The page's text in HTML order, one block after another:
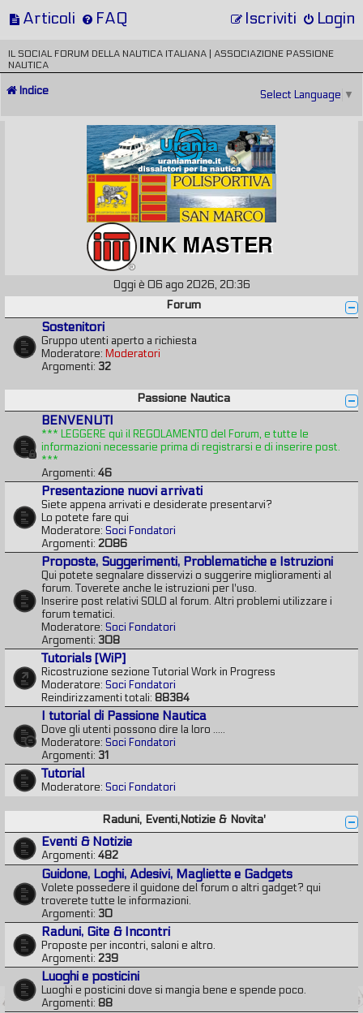
Articoli FAQ Login
Iscriviti
IL SOCIAL FORUM DELLA NAUTICA ITALIANA | ASSOCIAZIONE PASSIONE
NAUTICA
Indice Select Language ▼
Oggi è 06 ago 2026, 20:36
Forum
Sostenitori
Gruppo utenti aperto a richiesta
Moderatore: Moderatori
Argomenti: 32
Passione Nautica
BENVENUTI
*** LEGGERE quì il REGOLAMENTO del Forum, e tutte le
informazioni necessarie prima di registrarsi e di inserire post.
***
Argomenti: 46
Presentazione nuovi arrivati
Siete appena arrivati e desiderate presentarvi?
Lo potete fare qui
Moderatore: Soci Fondatori
Argomenti: 2086
Proposte, Suggerimenti, Problematiche e Istruzioni
Qui potete segnalare disservizi o suggerire miglioramenti al
forum. Toverete anche le istruzioni per l'uso.
Inserire post relativi SOLO al forum. Altri problemi utilizzare i
forum tematici.
Moderatore: Soci Fondatori
Argomenti: 308
Tutorials [WiP]
Ricostruzione sezione Tutorial Work in Progress
Moderatore: Soci Fondatori
Reindirizzamenti totali: 88384
I tutorial di Passione Nautica
Dove gli utenti possono dire la loro .....
Moderatore: Soci Fondatori
Argomenti: 31
Tutorial
Moderatore: Soci Fondatori
Raduni, Eventi,Notizie & Novita'
Eventi & Notizie
Argomenti: 482
Guidone, Loghi, Adesivi, Magliette e Gadgets
Volete possedere il guidone del forum o altri gadget? qui
troverete tutte le informazioni.
Argomenti: 30
Raduni, Gite & Incontri
Proposte per incontri, saloni e altro.
Argomenti: 239
Luoghi e posticini
Luoghi e posticini dove si mangia bene e spende poco.
Argomenti: 88